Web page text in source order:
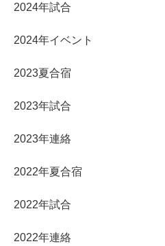
2024年試合
2024年イベント
2023夏合宿
2023年試合
2023年連絡
2022年夏合宿
2022年試合
2022年連絡